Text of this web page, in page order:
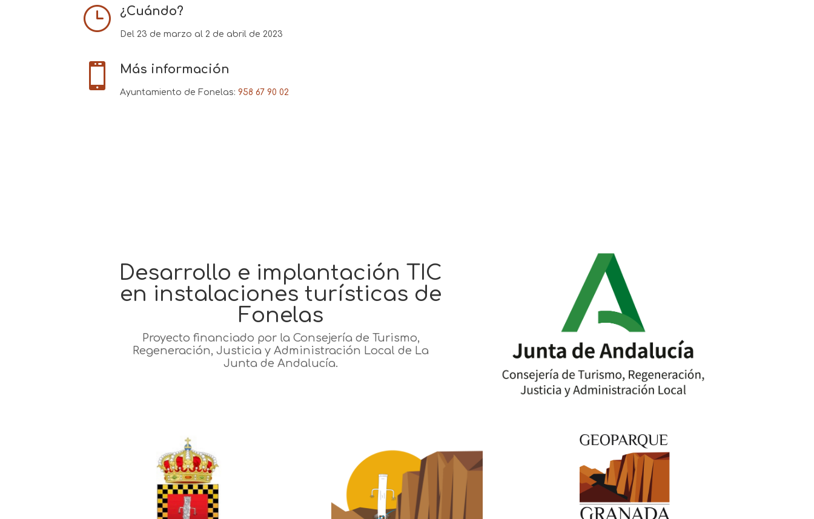
} ¿Cuándo?
Del 23 de marzo al 2 de abril de 2023
 Más información
Ayuntamiento de Fonelas: 958 67 90 02
Desarrollo e implantación TIC
en instalaciones turísticas de
Fonelas
Proyecto financiado por la Consejería de Turismo,
Regeneración, Justicia y Administración Local de La
Junta de Andalucía.